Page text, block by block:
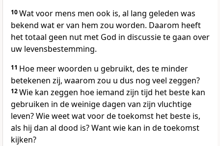
10Wat voor mens men ook is, al lang geleden was
bekend wat er van hem zou worden. Daarom heeft
het totaal geen nut met God in discussie te gaan over
uw levensbestemming.
11 Hoe meer woorden u gebruikt, des te minder
betekenen zij, waarom zou u dus nog veel zeggen?
12Wie kan zeggen hoe iemand zijn tijd het beste kan
gebruiken in de weinige dagen van zijn vluchtige
leven? Wie weet wat voor de toekomst het beste is,
als hij dan al dood is? Want wie kan in de toekomst
kijken?